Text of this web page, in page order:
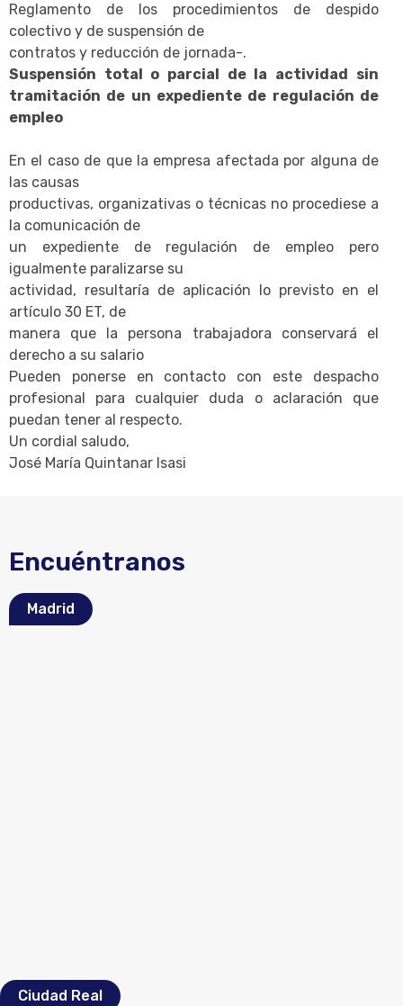
Reglamento de los procedimientos de despido
colectivo y de suspensión de
contratos y reducción de jornada-.
Suspensión total o parcial de la actividad sin
tramitación de un expediente de regulación de
empleo
En el caso de que la empresa afectada por alguna de
las causas
productivas, organizativas o técnicas no procediese a
la comunicación de
un expediente de regulación de empleo pero
igualmente paralizarse su
actividad, resultaría de aplicación lo previsto en el
artículo 30 ET, de
manera que la persona trabajadora conservará el
derecho a su salario
Pueden ponerse en contacto con este despacho
profesional para cualquier duda o aclaración que
puedan tener al respecto.
Un cordial saludo,
José María Quintanar Isasi
Encuéntranos
Madrid
Ciudad Real